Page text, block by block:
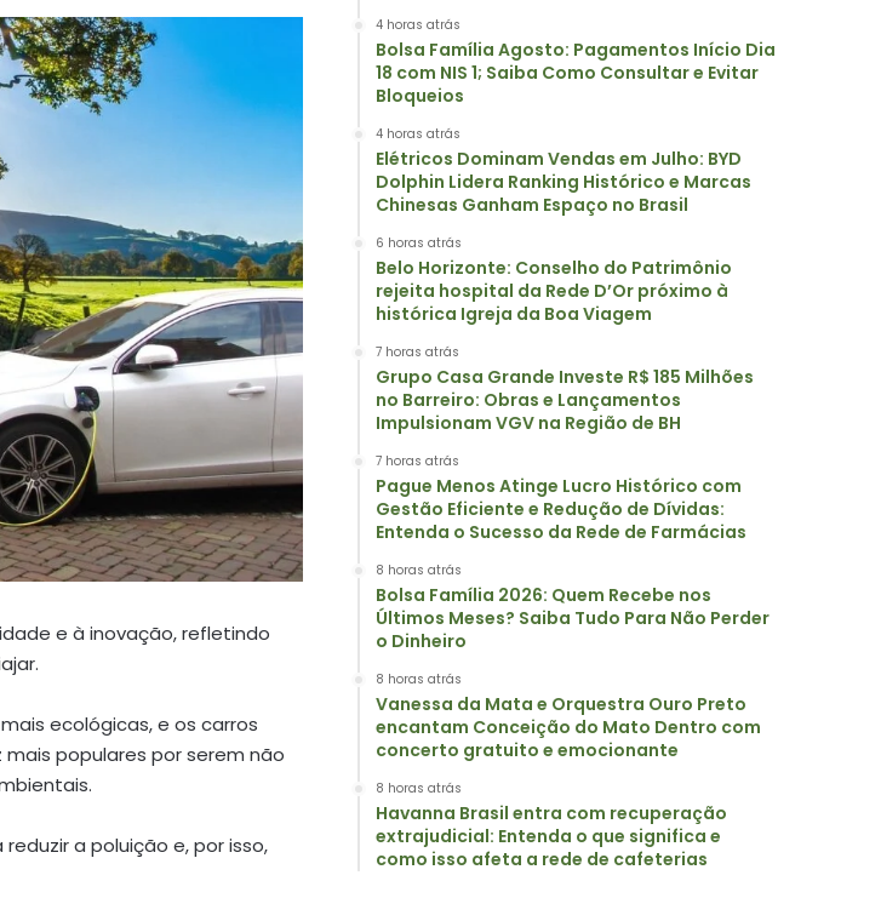
e à inovação, refletindo
ecológicas, e os carros
populares por serem não
a poluição e, por isso,
4 horas atrás
Bolsa Família Agosto: Pagamentos Início Dia
18 com NIS 1; Saiba Como Consultar e Evitar
Bloqueios
4 horas atrás
Elétricos Dominam Vendas em Julho: BYD
Dolphin Lidera Ranking Histórico e Marcas
Chinesas Ganham Espaço no Brasil
6 horas atrás
Belo Horizonte: Conselho do Patrimônio
rejeita hospital da Rede D’Or próximo à
histórica Igreja da Boa Viagem
7 horas atrás
Grupo Casa Grande Investe R$ 185 Milhões
no Barreiro: Obras e Lançamentos
Impulsionam VGV na Região de BH
7 horas atrás
Pague Menos Atinge Lucro Histórico com
Gestão Eficiente e Redução de Dívidas:
Entenda o Sucesso da Rede de Farmácias
8 horas atrás
Bolsa Família 2026: Quem Recebe nos
Últimos Meses? Saiba Tudo Para Não Perder
o Dinheiro
8 horas atrás
Vanessa da Mata e Orquestra Ouro Preto
encantam Conceição do Mato Dentro com
concerto gratuito e emocionante
8 horas atrás
Havanna Brasil entra com recuperação
extrajudicial: Entenda o que significa e
como isso afeta a rede de cafeterias